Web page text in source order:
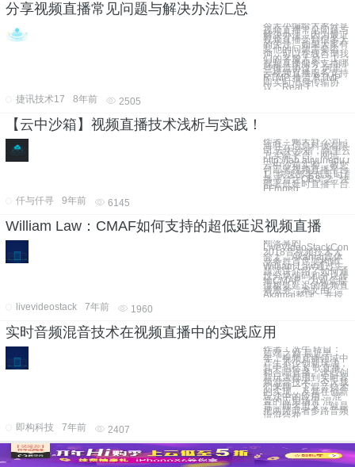
分享视频直播常见问题与解决办法汇总
今天小编给大家分享
视频直播常见问题与
解决办法，因为最近
视频直播受到很多人
的关注。如果大家有
其他的问题需要咨
询，可以在线咨询我
们的客服人员。 1、
视频直播服务支持哪
些推流协议？ 阿里
云视频直播服务支持
RTMP 推流 RTMP
即实时消息传输协
议，Real T
捷讯技术17
8年前 2505
【云中沙箱】视频直播技术浅析与实践！
作者：鲍天舒 公司：
海驻云信息科技有限
司 云中沙箱，阿里云
方实验平台。网址：
http://
云中沙箱实验，教您
何部署视频直播平台
1. “快速部署低延时直
播平台之OBS” 2. “快
部署低延时直播平台
FFmpeg
仟与仟寻
9年前 6145
William Law：CMAF如何支持的超低延迟视频直播
刚落幕的
LiveVideoStackCon
2018音视频技术大
会上，Akamai媒体
业务群首席架构师
William Law通过主
题演讲介绍了如何通
过分块编码和分块传
输CMAF，为观众提
供极低延迟的视频直
播服务。本文由
Akamai整理，并授
livevideostack
7年前 1960
实时音频混音技术在视频直播中的实践应用
作者：冼牛 转自：
前端之巅 最近半
年，视频直播领域中
产生不少创新玩法，
其中包括 K 歌直播
和合唱直播。这些创
新玩法都用到实时音
频混音技术。今天我
们来聊一下混音技术
的实现，及其在创新
玩法中的应用。 混
音的应用场景 混
音，顾名思义，就是
把两路或者多路音频
流混合在
即构科技
7年前 2407